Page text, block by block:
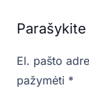
El. pašto
pažymėti *